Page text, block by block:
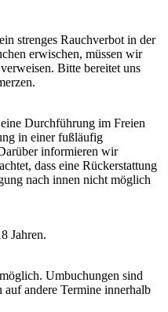
strenges Rauchverbot in der
erwischen, müssen wir
Bitte bereitet uns
Durchführung im Freien
in einer fußläufig
informieren wir
dass eine Rückerstattung
nach innen nicht möglich
Jahren.
Umbuchungen sind
auf andere Termine innerhalb